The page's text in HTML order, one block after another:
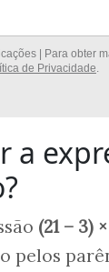
| Para obter
de Privacidade
a
(21 – 3)
pelos